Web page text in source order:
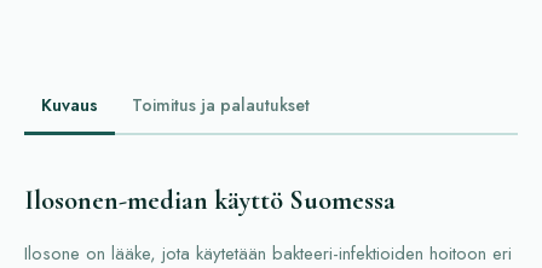
Kuvaus Toimitus ja palautukset
Ilosonen-median käyttö Suomessa
Ilosone on lääke, jota käytetään bakteeri-infektioiden hoitoon eri